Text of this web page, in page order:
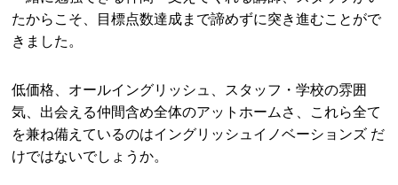
たからこそ、目標点数達成まで諦めずに突き進むことがで
きました。
低価格、オールイングリッシュ、スタッフ・学校の雰囲
気、出会える仲間含め全体のアットホームさ、これら全て
を兼ね備えているのはイングリッシュイノベーションズ だ
けではないでしょうか。